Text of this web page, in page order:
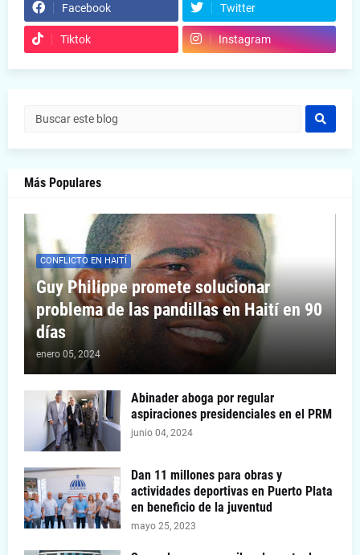
Facebook Twitter
Tiktok Instagram
Más Populares
CONFLICTO EN HAITÍ
Guy Philippe promete solucionar
problema de las pandillas en Haití en 90
días
enero 05, 2024
Abinader aboga por regular
aspiraciones presidenciales en el PRM
junio 04, 2024
Dan 11 millones para obras y
actividades deportivas en Puerto Plata
en beneficio de la juventud
mayo 25, 2023